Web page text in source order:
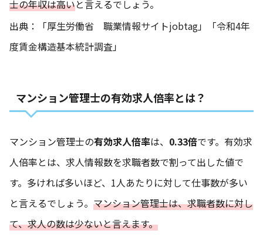
士の年収は高いと言えるでしょう。
出典：「厚生労働省 職業情報サイトjobtag」「令和4年
度賃金構造基本統計調査」
マンション管理士の有効求人倍率とは？
マンション管理士の有効求人倍率は、 0.33倍です。有効求
人倍率とは、求人情報数を求職者数で割って出した値で
す。多ければ多いほど、1人あたりに対して仕事数が多い
と言えるでしょう。 マンション管理士は、求職者数に対し
て、求人の数は少ないと言えます。